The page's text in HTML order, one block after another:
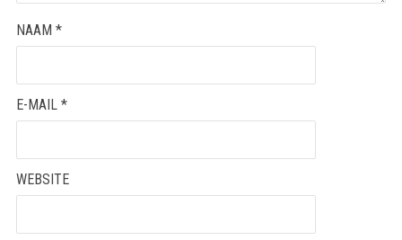
NAAM *
E-MAIL *
WEBSITE